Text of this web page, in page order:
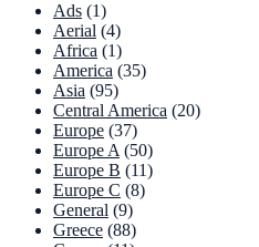
Ads (1)
Aerial (4)
Africa (1)
America (35)
Asia (95)
Central America (20)
Europe (37)
Europe A (50)
Europe B (11)
Europe C (8)
General (9)
Greece (88)